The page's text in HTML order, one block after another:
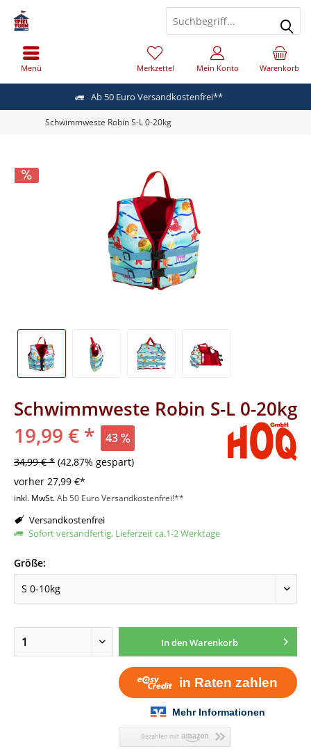
Ab 50 Euro Versandkostenfrei**
Menü Warenkorb
Merkzettel Mein Konto
Schwimmweste Robin S-L 0-20kg
Schwimmweste Robin S-L 0-20kg
19,99 € * 43
34,99 € * (42,87% gespart)
vorher 27,99 €*
inkl. MwSt.Ab 50 Euro Versandkostenfrei!**
Versandkostenfrei
Sofort versandfertig, Lieferzeit ca.1-2 Werktage
Größe:
In denWarenkorb